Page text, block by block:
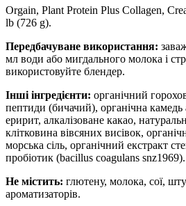
Orgain, Plant Protein Plus Collagen,
lb (726 g).
Передбачуване використання:
мл води або мигдального молока і
використовуйте блендер.
Інші інгредієнти: органічний
пептиди (бичачий), органічна камедь
еририт, алкалізоване какао,
клітковина вівсяних висівок,
морська сіль, органічний екстракт
пробіотик (bacillus coagulans snz1969).
Не містить: глютену, молока, сої,
ароматизаторів.